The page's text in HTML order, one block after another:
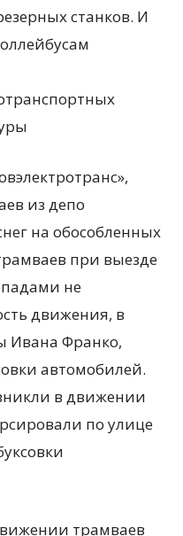
станков. И
из депо
на обособленных
при выезде
не
движения, в
Ивана Франко,
автомобилей.
в движении
по улице
трамваев